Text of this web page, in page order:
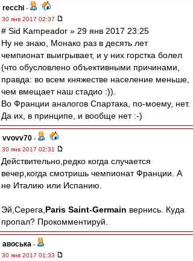
recchi -
30 янв 2017 02:37
# Sid Kampeador » 29 янв 2017 23:25
Ну не знаю, Монако раз в десять лет
чемпионат выигрывает, и у них горстка болел
(что обусловлено объективными причинами,
правда: во всем княжестве население меньше,
чем вмещает наш стадио :)).
Во Франции аналогов Спартака, по-моему, нет.
Да их, в принципе, и вообще нет :-)
vvovv70 -
30 янв 2017 02:31
Действительно,редко когда случается
вечер,когда смотришь чемпионат Франции. А
не Италию или Испанию.
Эй,Серега, Paris Saint-Germain вернись. Куда
пропал? Прокомментируй.
авоська -
30 янв 2017 01:33